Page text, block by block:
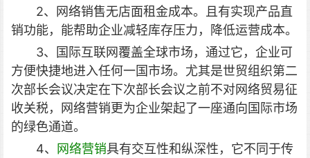
2、网络销售无店面租金成本。且有实现产品直
销功能，能帮助企业减轻库存压力，降低运营成本。
3、国际互联网覆盖全球市场，通过它，企业可
方便快捷地进入任何一国市场。尤其是世贸组织第二
次部长会议决定在下次部长会议之前不对网络贸易征
收关税，网络营销更为企业架起了一座通向国际市场
的绿色通道。
4、
网络营销具有交互性和纵深性，它不同于传